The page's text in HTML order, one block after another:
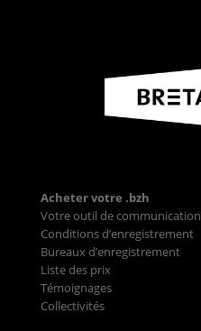
Acheter votre .bzh
Votre outil de communication
Conditions d’enregistrement
Bureaux d’enregistrement
Liste des prix
Témoignages
Collectivités